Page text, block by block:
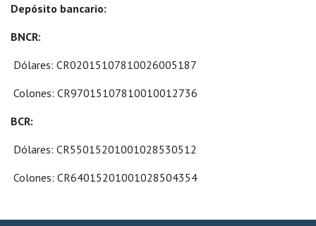
Depósito bancario:
BNCR:
​ ​Dólares: CR02015107810026005187
​ ​Colones: CR97015107810010012736
BCR:
​ ​Dólares: CR55015201001028530512
​ ​Colones: CR64015201001028504354